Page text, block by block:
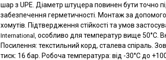
шар з UPE. Діаметр штуцера повинен бути точно
забезпечення герметичності. Монтаж за
хомутів. Підтвердження стійкості та умов
International, особливо для температур вище 50°C.
Посилення: текстильний корд, сталева спіраль.
тиск: 16 бар. Робоча температура: від -30°C до